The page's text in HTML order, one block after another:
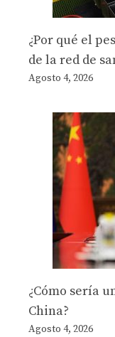
¿Por qué el
de la red de
Agosto 4, 2026
¿Cómo sería
China?
Agosto 4, 2026